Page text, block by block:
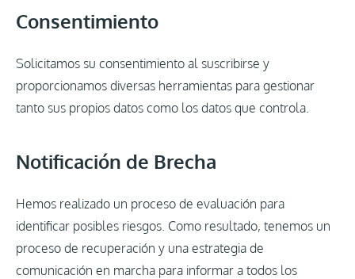
Consentimiento
Solicitamos su consentimiento al suscribirse y
proporcionamos diversas herramientas para gestionar
tanto sus propios datos como los datos que controla.
Notificación de Brecha
Hemos realizado un proceso de evaluación para
identificar posibles riesgos. Como resultado, tenemos un
proceso de recuperación y una estrategia de
comunicación en marcha para informar a todos los